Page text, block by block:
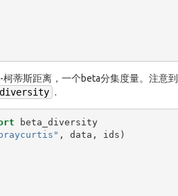
蒂斯距离，一个beta分集度量。注意到
.
beta_diversity
, data , ids )